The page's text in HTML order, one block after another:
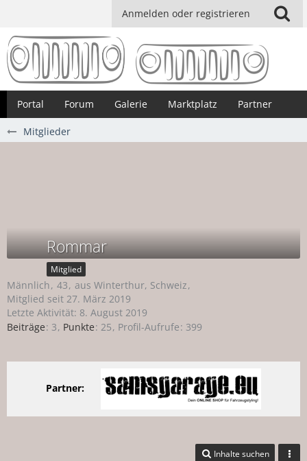
Anmelden oder registrieren
Portal Forum Galerie Marktplatz Partner
Mitglieder
Rommar
Mitglied
Männlich 43 aus Winterthur, Schweiz
Mitglied seit 27. März 2019
Letzte Aktivität: 8. August 2019
Beiträge 3 Punkte 25 Profil-Aufrufe 399
Partner:
Inhalte suchen